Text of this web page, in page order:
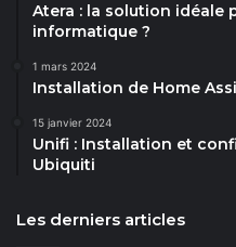
Atera : la solution idéale
informatique ?
1 mars 2024
Installation de Home
15 janvier 2024
Unifi : Installation et
Ubiquiti
Les derniers articles